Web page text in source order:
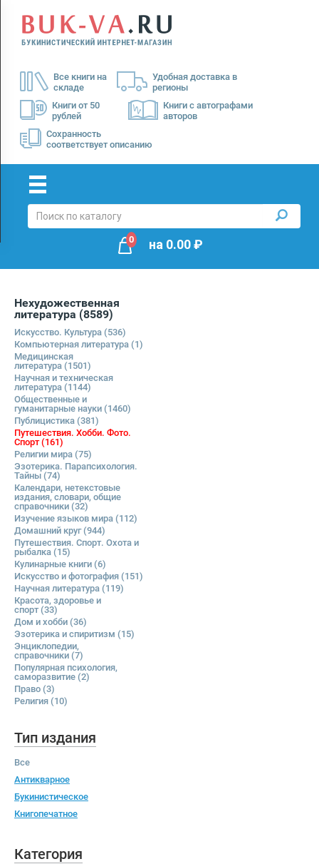
Все книги на
складе
Удобная доставка в
регионы
Книги от 50
рублей
Книги с автографами
авторов
Сохранность
соответствует описанию
Menu
Доставка
Оплата
0 на 0.00₽
Нехудожественная
литература (8589)
Искусство. Культура (536)
Компьютерная литература (1)
Медицинская
литература (1501)
Научная и техническая
литература (1144)
Общественные и
гуманитарные науки (1460)
Публицистика (381)
Путешествия. Хобби. Фото.
Спорт(161)
Религии мира (75)
Эзотерика. Парапсихология.
Тайны (74)
Календари, нетекстовые
издания, словари, общие
справочники (32)
Изучение языков мира (112)
Домашний круг(944)
Путешествия. Спорт. Охота и
рыбалка (15)
Кулинарные книги (6)
Искусство и фотография (151)
Научная литература (119)
Красота, здоровье и
спорт(33)
Дом и хобби (36)
Эзотерика и спиритизм (15)
Энциклопедии,
справочники (7)
Популярная психология,
саморазвитие (2)
Право (3)
Религия (10)
Тип издания
Все
Антикварное
Букинистическое
Книгопечатное
Категория